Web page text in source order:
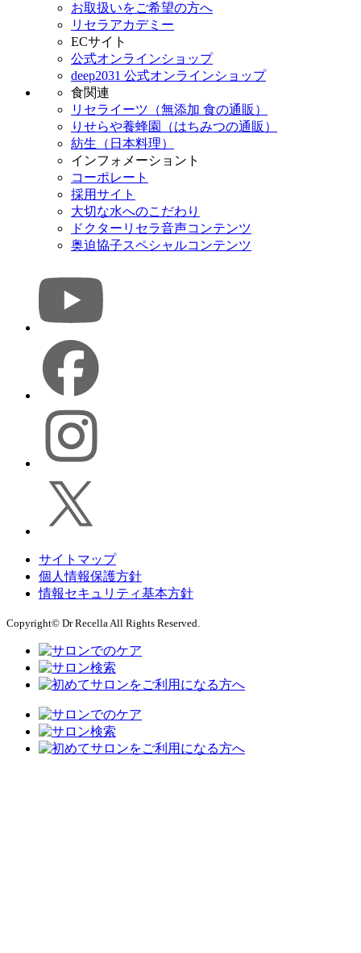
お取扱いをご希望の方へ
リセラアカデミー
ECサイト
公式オンラインショップ
deep2031 公式オンラインショップ
食関連
リセライーツ（無添加 食の通販）
りせらや養蜂園（はちみつの通販）
紡生（日本料理）
インフォメーショント
コーポレート
採用サイト
大切な水へのこだわり
ドクターリセラ音声コンテンツ
奥迫協子スペシャルコンテンツ
サイトマップ
個人情報保護方針
情報セキュリティ基本方針
Copyright© Dr Recella All Rights Reserved.